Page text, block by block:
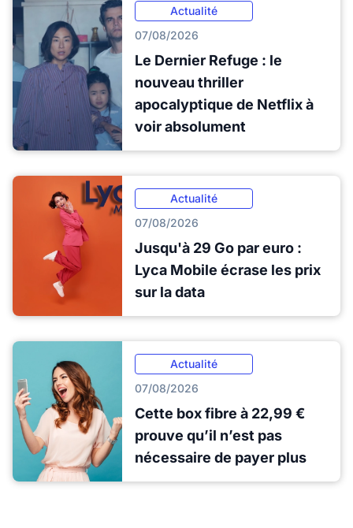
Actualité
07/08/2026
Le Dernier Refuge : le
nouveau thriller
apocalyptique de Netflix à
voir absolument
Actualité
07/08/2026
Jusqu'à 29 Go par euro :
Lyca Mobile écrase les prix
sur la data
Actualité
07/08/2026
Cette box fibre à 22,99 €
prouve qu’il n’est pas
nécessaire de payer plus